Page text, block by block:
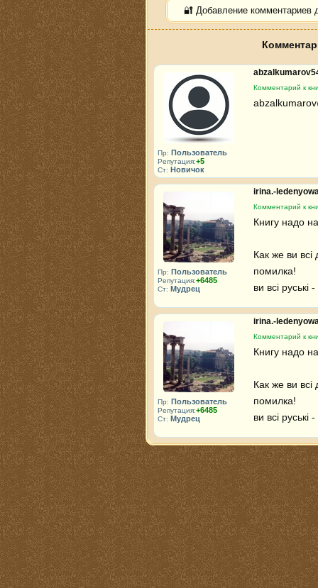
🔐 Добавление комментариев
Пр: Пользователь
Репутация:+5
Ст: Новичок
Комментарий к
Пр: Пользователь
Репутация:+6485
Ст: Мудрец
irina.-
Комментарий к
Книгу надо
Как же ви
помилка!
ви всі
Пр: Пользователь
Репутация:+6485
Ст: Мудрец
irina.-
Комментарий к
Книгу надо
Как же ви
помилка!
ви всі